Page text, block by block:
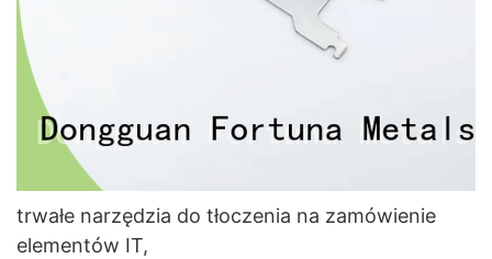
trwałe narzędzia do tłoczenia na zamówienie
elementów IT,